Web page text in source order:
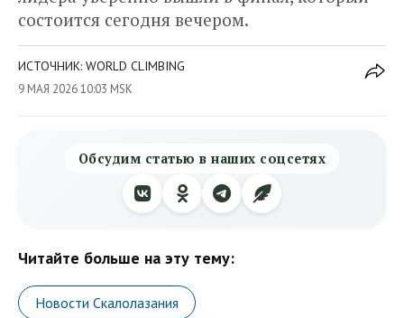
состоится сегодня вечером.
ИСТОЧНИК: WORLD CLIMBING
9 МАЯ 2026 10:03 MSK
Обсудим статью в наших соцсетях
Читайте больше на эту тему:
Новости Скалолазания